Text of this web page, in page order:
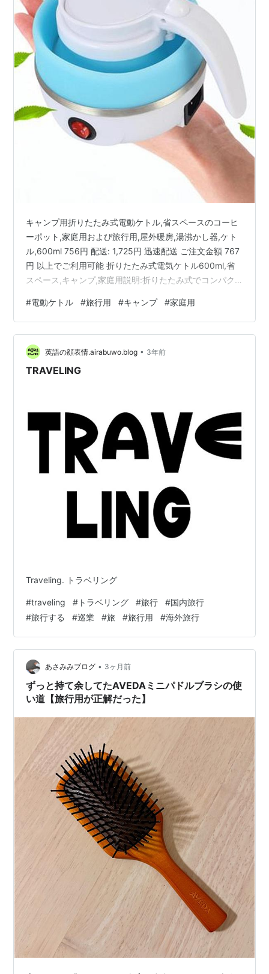
キャンプ用折りたたみ式電動ケトル,省スペースのコーヒ
ーポット,家庭用および旅行用,屋外暖房,湯沸かし器,ケト
ル,600ml 756円 配送: 1,725円 迅速配送 ご注文金額 767
円 以上でご利用可能 折りたたみ式電気ケトル600ml,省
スペース,キャンプ,家庭用説明:折りたたみ式でコンパク
が簡単です。自動停止システムは、水が沸騰すると自動
停止する可能性があります。電気ケトルは、高品質の腹
筋素材で作られており、軽量で耐久性があります。ケト
ルの長さは18.2cm、幅は13.2cm、高さは17.2cm。 ケト
ル容量は600ml をご参照ください…
#電動ケトル #旅行用 #キャンプ #家庭用
英語の顔表情.airabuwo.blog • 3年前
TRAVELING
Traveling. トラベリング
#traveling # トラベリング #旅行 #国内旅行
#旅行する #巡業 #旅 #旅行用 #海外旅行
あさみみブログ • 3ヶ月前
ずっと持て余してたAVEDAミニパドルブラシの使
い道【旅行用が正解だった】